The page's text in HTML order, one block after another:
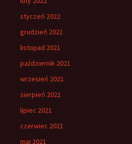
styczeń 2022
grudzień 2021
listopad 2021
październik 2021
wrzesień 2021
sierpień 2021
lipiec 2021
czerwiec 2021
maj 2021